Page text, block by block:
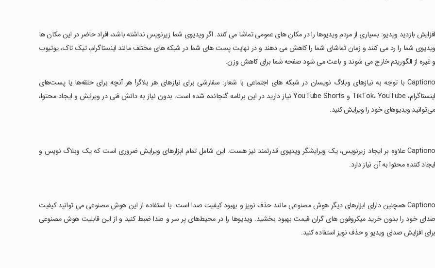
‏افزایش بازدید ویدیو: بسیاری از مردم ویدیوها را در مکان های عمومی تماشا می کنند. اگر ویدیوی شما زیرنویس نداشته باشد، افراد حاضر در این مکان ها
ویدیوی شما را رد می کنند و زمان تماشای شما را کاهش می دهند و در نهایت پست های شما در شبکه های مختلف مانند اینستاگرام، تیک تاک، یوتیوب
و غیره از الگوریتم خارج می شوند و باعث می شود صفحه شما برای کاهش وزن.
‏Captiono با توجه به نیازهای وبلاگ نویسان در شبکه های اجتماعی با شعار: سفارشی برای نیازهای هر بلاگر! هر آنچه برای حلقه‌ها یا پست‌های
اینستاگرام، TikTok، YouTube و YouTube Shorts نیاز دارید در این برنامه گنجانده شده است. بدون نیاز به دانش فنی در ویرایش و ایجاد محتوا،
می‌توانید ویدیوهای خود را ویرایش کنید.
‏Captiono علاوه بر ایجاد زیرنویس، یک ویرایشگر ویدیوی قدرتمند نیز هست. این شامل تمام ابزارهای ویرایش ضروری است که یک وبلاگ نویس و
ایجاد کننده محتوا به آن نیاز دارد.
‏Captiono همچنین دارای ابزارهای دیگر هوش مصنوعی مانند حذف نویز و بهبود کیفیت صدا است. با استفاده از این هوش مصنوعی می توانید کیفیت
صدای خود را بدون خرید میکروفون های گران قیمت بهبود بخشید. ویدیوها را در محیط‌های پر سر و صدا ضبط کنید و از این قابلیت هوش مصنوعی
برای افزایش صدای ویدیو و حذف نویز استفاده کنید.